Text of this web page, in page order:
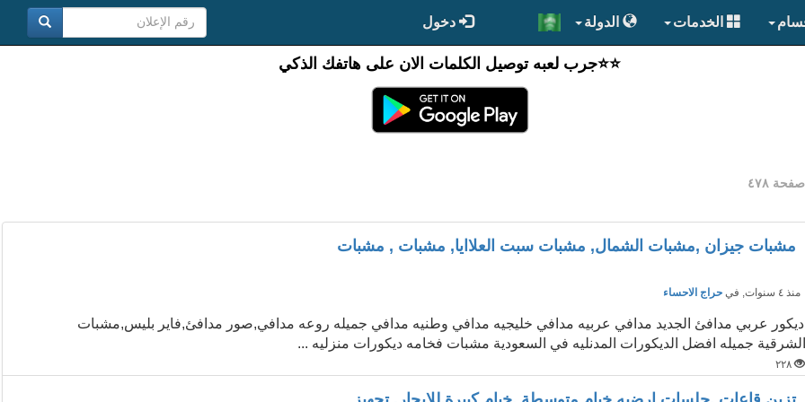
الخدمات الدولة دخول
⭐️⭐جرب لعبه توصيل الكلمات الان على هاتفك الذكي
٤٧٨
مشبات جيزان ,مشبات الشمال, مشبات سبت العلاايا, مشبات , مشبات
منذ ٤ سنوات , فيحراج الاحساء
ديكور عربي مدافئ الجديد مدافي عربيه مدافي خليجيه مدافي وطنيه مدافي جميله روعه مدافي,صور مدافئ,فاير بليس,مشبات
الشرقية جميله افضل الديكورات المدنليه في السعودية مشبات فخامه ديكورات منزليه ...
٢٢٨